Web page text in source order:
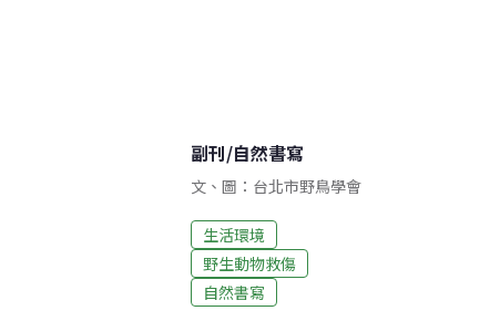
副刊/自然書寫
文、圖：台北市野鳥學會
生活環境
野生動物救傷
自然書寫